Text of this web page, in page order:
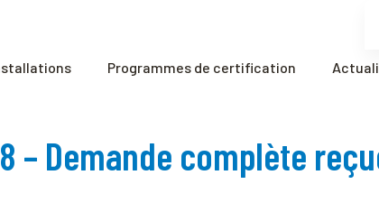
Programmes de certification
– Demande complète